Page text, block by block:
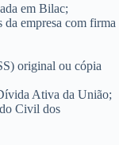
em Bilac;
da empresa com firma
original ou cópia
Ativa da União;
Civil dos